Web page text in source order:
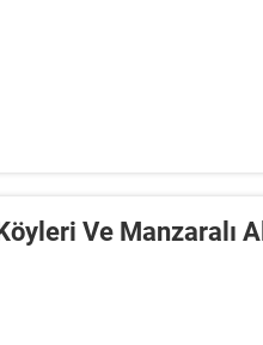
Ve Manzaralı